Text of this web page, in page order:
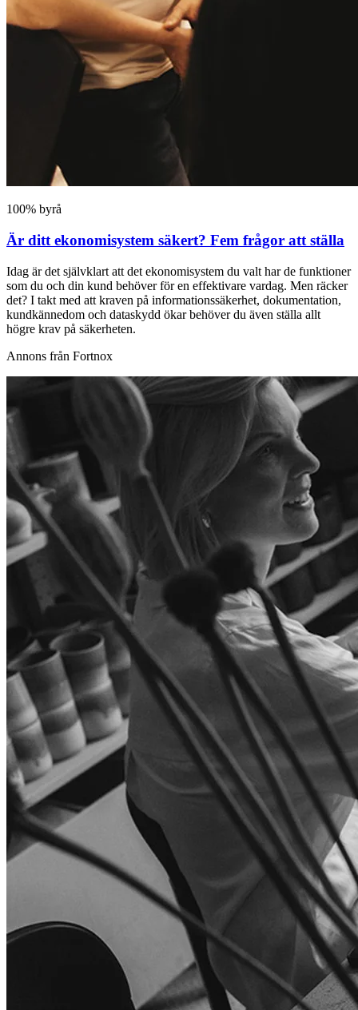
100% byrå
Är ditt ekonomisystem säkert? Fem frågor att ställa
Idag är det självklart att det ekonomisystem du valt har de funktioner
som du och din kund behöver för en effektivare vardag. Men räcker
det? I takt med att kraven på informationssäkerhet, dokumentation,
kundkännedom och dataskydd ökar behöver du även ställa allt
högre krav på säkerheten.
Annons från Fortnox